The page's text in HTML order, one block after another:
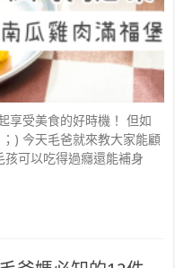
享受美食的好時機！ 但如
) 今天毛爸就來教大家能顧
可以吃得過癮還能補身